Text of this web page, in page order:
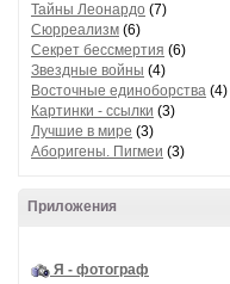
Тайны Леонардо (7)
Сюрреализм (6)
Секрет бессмертия (6)
Звездные войны (4)
Восточные единоборства (4)
Картинки - ссылки (3)
Лучшие в мире (3)
Аборигены. Пигмеи (3)
Приложения
Я - фотограф